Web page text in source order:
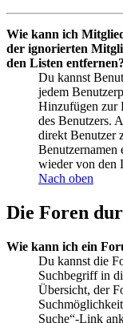
Wie kann ich
der ignorierten
den Listen entfernen?
Du kannst
jedem
Hinzufügen zur
des Benutzers.
direkt Benutzer
Benutzernamen
wieder von den
Nach oben
Die Foren
Wie kann ich ein
Du kannst die
Suchbegriff in
Übersicht, der
Suche“-Link